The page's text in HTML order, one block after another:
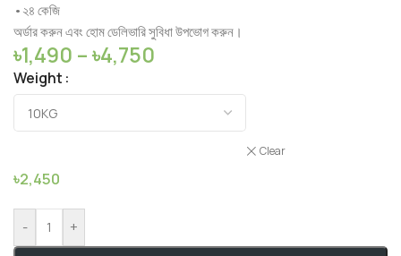
•২৪ কেজি
অর্ডার করুন এবং হোম ডেলিভারি সুবিধা উপভোগ করুন।
৳1,490 –৳4,750
Weight
Clear
৳2,450
- +